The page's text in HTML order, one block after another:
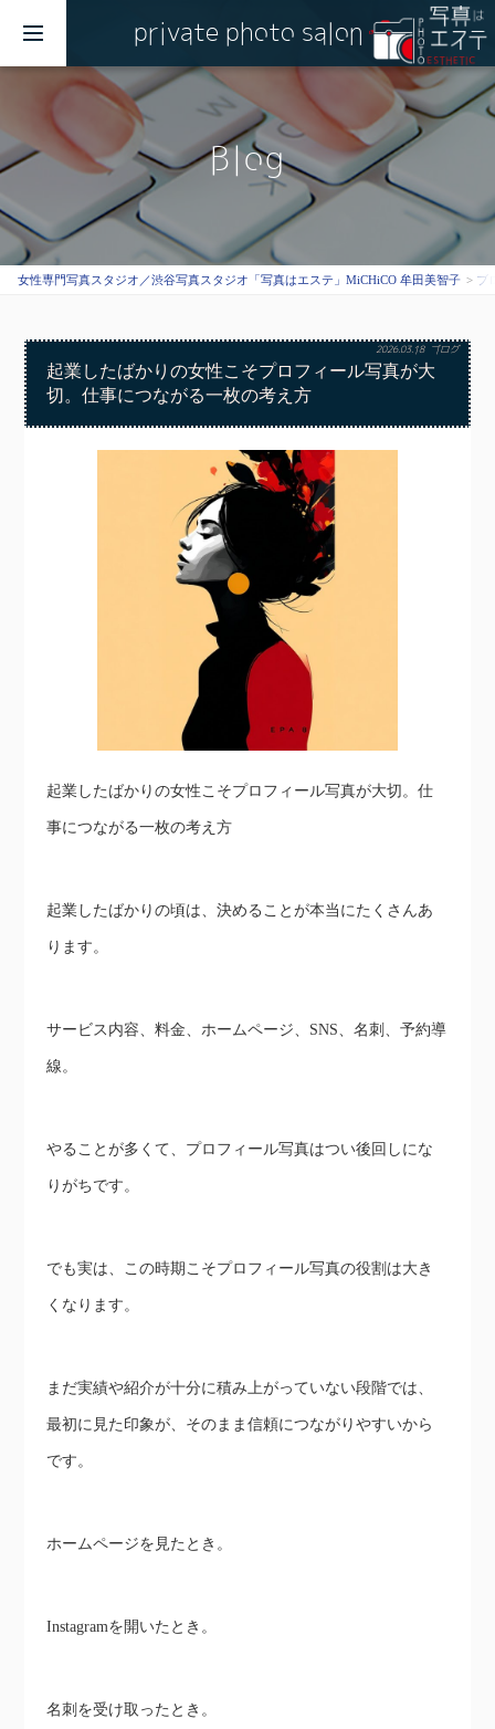
private photo salon
Blog
女性専門写真スタジオ／渋谷写真スタジオ「写真はエステ」MiCHiCO 牟田美智子 ブ
2026.03.18 ブログ
起業したばかりの女性こそプロフィール写真が大
切。仕事につながる一枚の考え方
起業したばかりの女性こそプロフィール写真が大切。仕
事につながる一枚の考え方
起業したばかりの頃は、決めることが本当にたくさんあ
ります。
サービス内容、料金、ホームページ、SNS、名刺、予約導
線。
やることが多くて、プロフィール写真はつい後回しにな
りがちです。
でも実は、この時期こそプロフィール写真の役割は大き
くなります。
まだ実績や紹介が十分に積み上がっていない段階では、
最初に見た印象が、そのまま信頼につながりやすいから
です。
ホームページを見たとき。
Instagramを開いたとき。
名刺を受け取ったとき。